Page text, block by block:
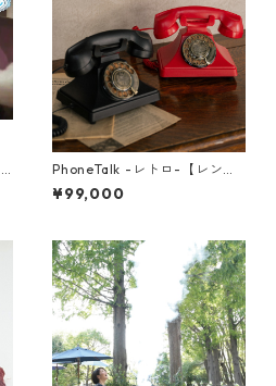
PhoneTalk -レトロ-【レンタ
ル / 往復送料・保証金￥11,00
0 込】
¥99,000